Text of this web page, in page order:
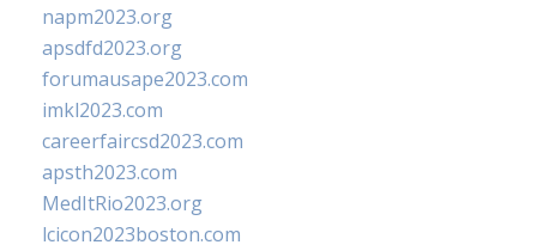
napm2023.org
apsdfd2023.org
forumausape2023.com
imkl2023.com
careerfaircsd2023.com
apsth2023.com
MedItRio2023.org
lcicon2023boston.com